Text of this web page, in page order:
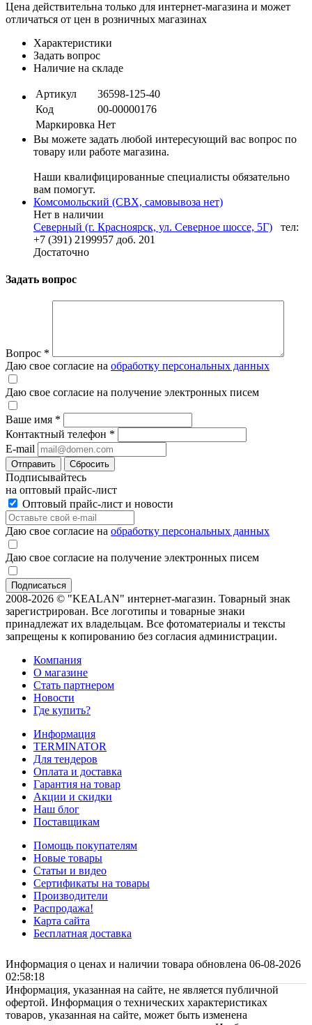
Цена действительна только для интернет-магазина и может
отличаться от цен в розничных магазинах
Характеристики
Задать вопрос
Наличие на складе
Артикул
36598-125-40
Код
00-00000176
Маркировка Нет
Вы можете задать любой интересующий вас вопрос по
товару или работе магазина.
Наши квалифицированные специалисты обязательно
вам помогут.
Комсомольский (СВХ, самовывоза нет)
Нет в наличии
Северный (г. Красноярск, ул. Северное шоссе, 5Г)
тел:
+7 (391) 2199957 доб. 201
Достаточно
Задать вопрос
Вопрос *
Даю свое согласие на обработку персональных данных
Даю свое согласие на получение электронных писем
Ваше имя *
Контактный телефон *
E-mail
Отправить Сбросить
Подписывайтесь
на оптовый прайс-лист
Оптовый прайс-лист и новости
Даю свое согласие на обработку персональных данных
Даю свое согласие на получение электронных писем
2008-2026 © "KEALAN" интернет-магазин. Товарный знак
зарегистрирован. Все логотипы и товарные знаки
принадлежат их владельцам. Все фотоматериалы и тексты
запрещены к копированию без согласия администрации.
Компания
О магазине
Стать партнером
Новости
Где купить?
Информация
TERMINATOR
Для тендеров
Оплата и доставка
Гарантия на товар
Акции и скидки
Наш блог
Поставщикам
Помощь покупателям
Новые товары
Статьи и видео
Сертификаты на товары
Производители
Распродажа!
Карта сайта
Бесплатная доставка
Информация о ценах и наличии товара обновлена 06-08-2026
02:58:18
Информация, указанная на сайте, не является публичной
офертой. Информация о технических характеристиках
товаров, указанная на сайте, может быть изменена